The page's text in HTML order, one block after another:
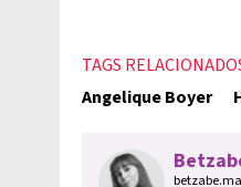
TAGS
Angelique Boyer